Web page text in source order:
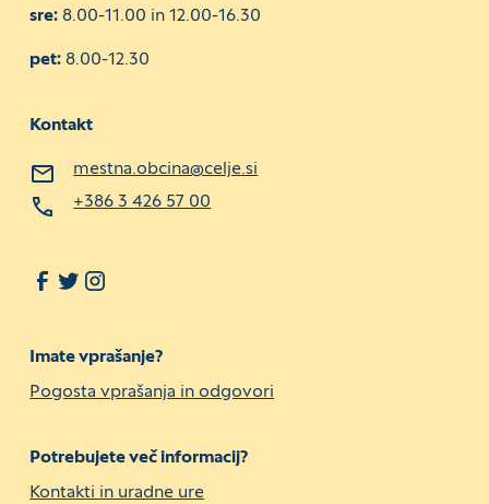
sre: 8.00-11.00 in 12.00-16.30
pet: 8.00-12.30
Kontakt
mestna.obcina@celje.si
+386 3 426 57 00
Imate vprašanje?
Pogosta vprašanja in odgovori
Potrebujete več informacij?
Kontakti in uradne ure